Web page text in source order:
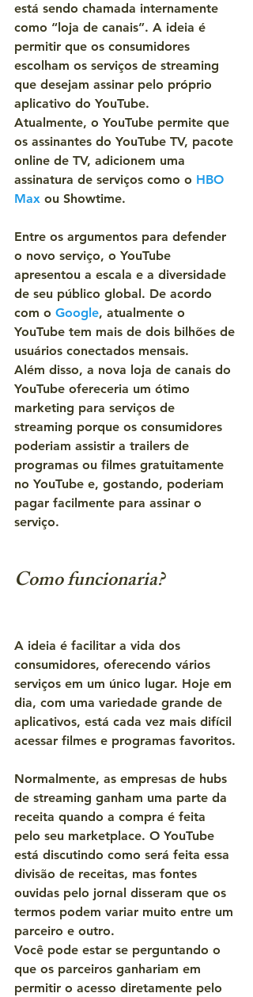
está sendo chamada internamente
como “loja de canais”. A ideia é
permitir que os consumidores
escolham os serviços de streaming
que desejam assinar pelo próprio
aplicativo do YouTube.
Atualmente, o YouTube permite que
os assinantes do YouTube TV, pacote
online de TV, adicionem uma
assinatura de serviços como o HBO
Max ou Showtime.
Entre os argumentos para defender
o novo serviço, o YouTube
apresentou a escala e a diversidade
de seu público global. De acordo
com o Google, atualmente o
YouTube tem mais de dois bilhões de
usuários conectados mensais.
Além disso, a nova loja de canais do
YouTube ofereceria um ótimo
marketing para serviços de
streaming porque os consumidores
poderiam assistir a trailers de
programas ou filmes gratuitamente
no YouTube e, gostando, poderiam
pagar facilmente para assinar o
serviço.
Como funcionaria?
A ideia é facilitar a vida dos
consumidores, oferecendo vários
serviços em um único lugar. Hoje em
dia, com uma variedade grande de
aplicativos, está cada vez mais difícil
acessar filmes e programas favoritos.
Normalmente, as empresas de hubs
de streaming ganham uma parte da
receita quando a compra é feita
pelo seu marketplace. O YouTube
está discutindo como será feita essa
divisão de receitas, mas fontes
ouvidas pelo jornal disseram que os
termos podem variar muito entre um
parceiro e outro.
Você pode estar se perguntando o
que os parceiros ganhariam em
permitir o acesso diretamente pelo